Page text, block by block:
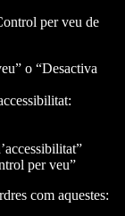
per veu de
o “Desactiva
per veu”
com aquestes: